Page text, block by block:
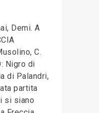
Demi. A
C.
Nigro di
di Palandri,
partita
si siano